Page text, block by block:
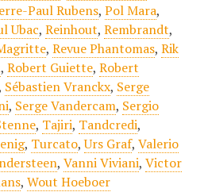
Paul Rubens, Pol Mara,
Ubac, Reinhout, Rembrandt,
, Revue Phantomas, Rik
, Robert Guiette, Robert
Sébastien Vranckx, Serge
, Serge Vandercam, Sergio
, Tajiri, Tandcredi,
, Turcato,Urs Graf, Valerio
, Vanni Viviani, Victor
, Wout Hoeboer